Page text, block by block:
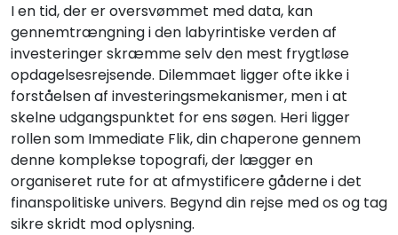
I en tid, der er oversvømmet med data, kan
gennemtrængning i den labyrintiske verden af
investeringer skræmme selv den mest frygtløse
opdagelsesrejsende. Dilemmaet ligger ofte ikke i
forståelsen af investeringsmekanismer, men i at
skelne udgangspunktet for ens søgen. Heri ligger
rollen som Immediate Flik, din chaperone gennem
denne komplekse topografi, der lægger en
organiseret rute for at afmystificere gåderne i det
finanspolitiske univers. Begynd din rejse med os og tag
sikre skridt mod oplysning.